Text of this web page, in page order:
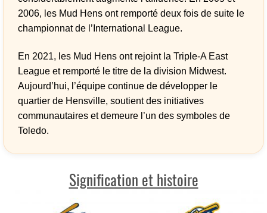
2006, les Mud Hens ont remporté deux fois de suite le
championnat de l’International League.
En 2021, les Mud Hens ont rejoint la Triple-A East
League et remporté le titre de la division Midwest.
Aujourd’hui, l’équipe continue de développer le
quartier de Hensville, soutient des initiatives
communautaires et demeure l’un des symboles de
Toledo.
Signification et histoire